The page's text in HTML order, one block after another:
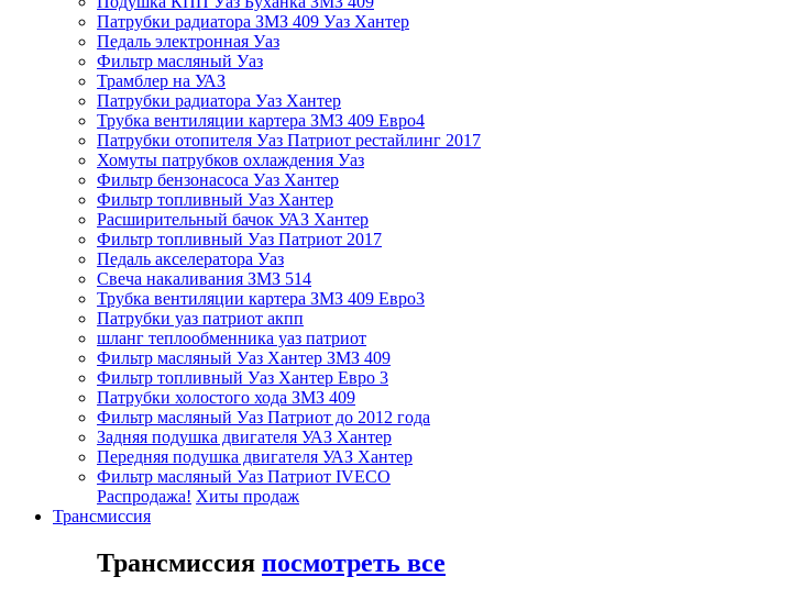
Патрубки радиатора ЗМЗ 409 Уаз Хантер
Педаль электронная Уаз
Фильтр масляный Уаз
Трамблер на УАЗ
Патрубки радиатора Уаз Хантер
Трубка вентиляции картера ЗМЗ 409 Евро4
Патрубки отопителя Уаз Патриот рестайлинг 2017
Хомуты патрубков охлаждения Уаз
Фильтр бензонасоса Уаз Хантер
Фильтр топливный Уаз Хантер
Расширительный бачок УАЗ Хантер
Фильтр топливный Уаз Патриот 2017
Педаль акселератора Уаз
Свеча накаливания ЗМЗ 514
Трубка вентиляции картера ЗМЗ 409 Евро3
Патрубки уаз патриот акпп
шланг теплообменника уаз патриот
Фильтр масляный Уаз Хантер ЗМЗ 409
Фильтр топливный Уаз Хантер Евро 3
Патрубки холостого хода ЗМЗ 409
Фильтр масляный Уаз Патриот до 2012 года
Задняя подушка двигателя УАЗ Хантер
Передняя подушка двигателя УАЗ Хантер
Фильтр масляный Уаз Патриот IVECO
Распродажа! Хиты продаж
Трансмиссия
Трансмиссия посмотреть все